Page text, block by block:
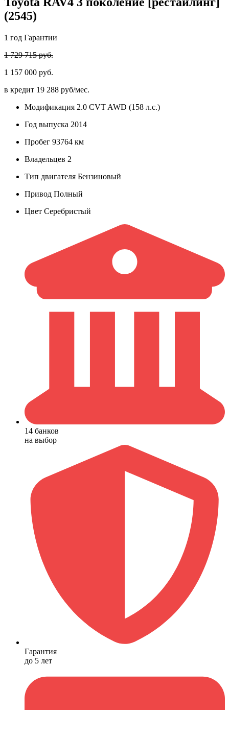
(2545)
1 год Гарантии
1 729 715 руб.
1 157 000 руб.
в кредит 19 288 руб/мес.
Модификация 2.0 CVT AWD (158 л.с.)
Год выпуска 2014
Пробег 93764 км
Владельцев 2
Тип двигателя Бензиновый
Привод Полный
Цвет Серебристый
14 банков
на выбор
Гарантия
до 5 лет